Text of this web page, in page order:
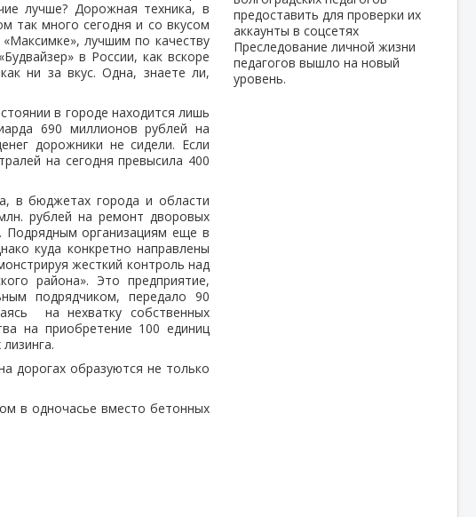
лучше? Дорожная техника, в
так много сегодня и со вкусом
лучшим по качеству
в России, как вскоре
ни за вкус. Одна, знаете ли,
в городе находится лишь
690 миллионов рублей на
дорожники не сидели. Если
на сегодня превысила 400
в бюджетах города и области
рублей на ремонт дворовых
Подрядным организациям еще в
куда конкретно направлены
жесткий контроль над
района». Это предприятие,
подрядчиком, передало 90
на нехватку собственных
на приобретение 100 единиц
дорогах образуются не только
в одночасье вместо бетонных
Преследование личной жизни
педагогов вышло на новый
уровень.